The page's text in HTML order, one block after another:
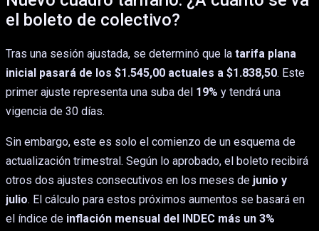
el boleto de colectivo?
Tras una sesión ajustada, se determinó que la tarifa plana
inicial pasará de los $1.545,00 actuales a $1.838,50. Este
primer ajuste representa una suba del 19% y tendrá una
vigencia de 30 días.
Sin embargo, este es solo el comienzo de un esquema de
actualización trimestral. Según lo aprobado, el boleto recibirá
otros dos ajustes consecutivos en los meses de junio y
julio. El cálculo para estos próximos aumentos se basará en
el índice de inflación mensual del INDEC más un 3%